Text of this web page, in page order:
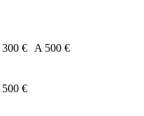
300 € A 500 €
500 €